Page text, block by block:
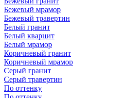
Бежевый мрамор
Бежевый травертин
Белый гранит
Белый кварцит
Белый мрамор
Коричневый гранит
Коричневый мрамор
Серый гранит
Серый травертин
По оттенку